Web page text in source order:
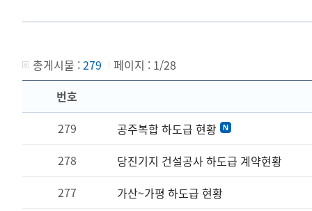
총게시물 :279 페이지 : 1/28
번호
279
공주복합 하도급 현황
278
당진기지 건설공사 하도급 계약현황
277
가산~가평 하도급 현황